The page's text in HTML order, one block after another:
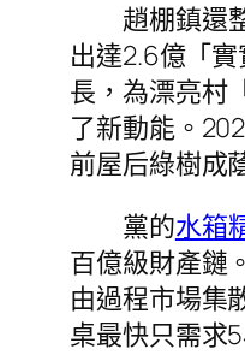
趙棚鎮還
出達2.6億「
長，為漂亮村
了新動能。
前屋后綠樹成
黨的水箱
百億級財產鏈
由過程市場集
桌最快只需求